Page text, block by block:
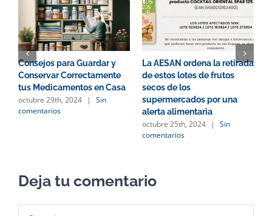
Consejos para Guardar y
Conservar Correctamente
tus Medicamentos en Casa
octubre 29th, 2024 |
Sin
comentarios
La AESAN ordena la retirada
de estos lotes de frutos
secos de los
supermercados por una
alerta alimentaria
octubre 25th, 2024 |
Sin
comentarios
Deja tu comentario